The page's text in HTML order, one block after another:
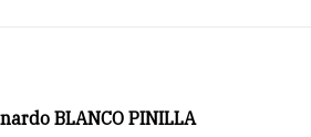
BLANCO PINILLA